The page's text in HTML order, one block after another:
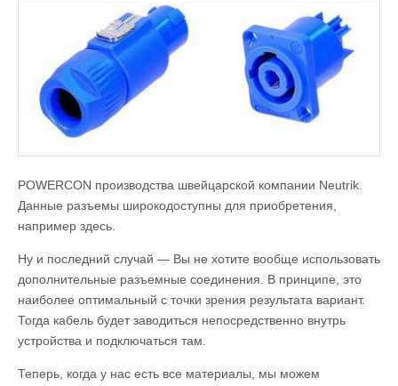
POWERCON производства швейцарской компании Neutrik.
Данные разъемы широкодоступны для приобретения,
например здесь.
Ну и последний случай — Вы не хотите вообще использовать
дополнительные разъемные соединения. В принципе, это
наиболее оптимальный с точки зрения результата вариант.
Тогда кабель будет заводиться непосредственно внутрь
устройства и подключаться там.
Теперь, когда у нас есть все материалы, мы можем